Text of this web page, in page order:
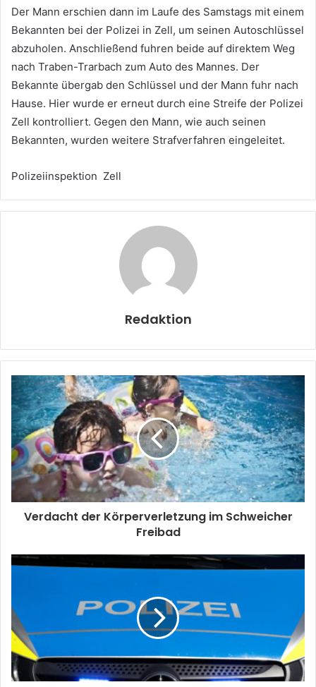
Der Mann erschien dann im Laufe des Samstags mit einem
Bekannten bei der Polizei in Zell, um seinen Autoschlüssel
abzuholen. Anschließend fuhren beide auf direktem Weg
nach Traben-Trarbach zum Auto des Mannes. Der
Bekannte übergab den Schlüssel und der Mann fuhr nach
Hause. Hier wurde er erneut durch eine Streife der Polizei
Zell kontrolliert. Gegen den Mann, wie auch seinen
Bekannten, wurden weitere Strafverfahren eingeleitet.
Polizeiinspektion Zell
Redaktion
Verdacht der Körperverletzung im Schweicher
Freibad